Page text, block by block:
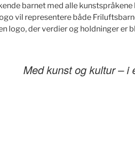
barnet med alle
vil representere både
logo, der verdier og holdninger
Med kunst og kultur – i